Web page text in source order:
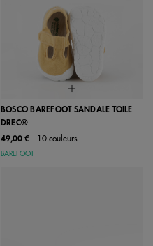
BOSCO BAREFOOT SANDALE TOILE
DREC®
49,00 €
10 couleurs
BAREFOOT